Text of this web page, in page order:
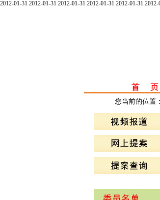
2012-01-31 2012-01-31 2012-01-31 2012-01-31 2012-01-31 2012-
您当前的位置：